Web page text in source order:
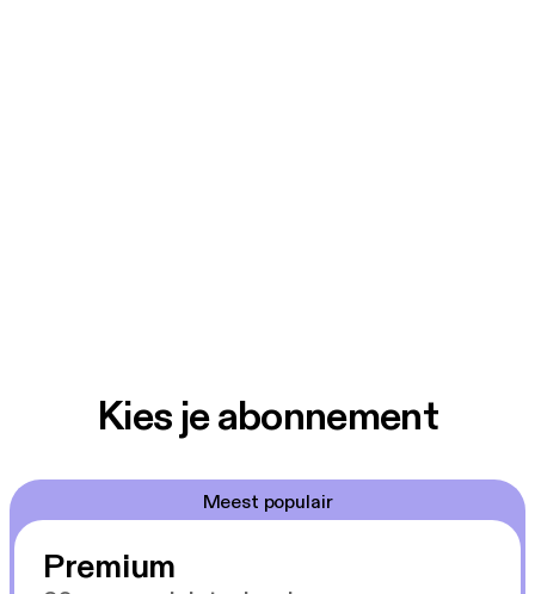
Kies je abonnement
Meest populair
Premium